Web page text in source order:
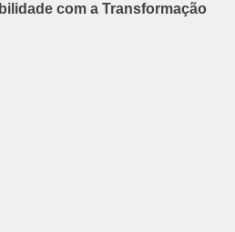
com a Transformação